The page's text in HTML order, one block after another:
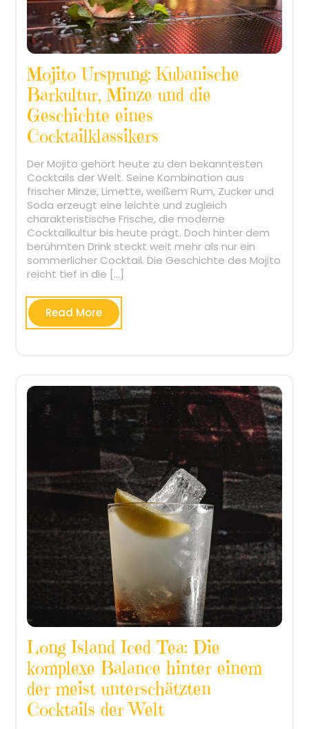
Mojito Ursprung: Kubanische
Barkultur, Minze und die
Geschichte eines
Cocktailklassikers
Der Mojito gehört heute zu den bekanntesten
Cocktails der Welt. Seine Kombination aus
frischer Minze, Limette, weißem Rum, Zucker und
Soda erzeugt eine leichte und zugleich
charakteristische Frische, die moderne
Cocktailkultur bis heute prägt. Doch hinter dem
berühmten Drink steckt weit mehr als nur ein
sommerlicher Cocktail. Die Geschichte des Mojito
reicht tief in die […]
Read More
Long Island Iced Tea: Die
komplexe Balance hinter einem
der meist unterschätzten
Cocktails der Welt